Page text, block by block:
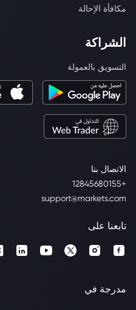
الاتصال بنا
+12845680155
support@markets.com
مكافأة الإحالة
الشراكة
التسويق بالعمولة
تابعنا على
مدرجة في